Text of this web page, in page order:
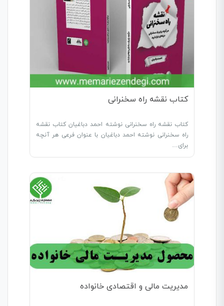
کتاب نقشه راه سخنرانی
کتاب نقشه راه سخنرانی نوشته احمد دباغیان کتاب نقشه
راه سخنرانی نوشته احمد دباغیان با عنوان فرعی هر آنچه
برای…
مدیریت مالی و اقتصادی خانواده